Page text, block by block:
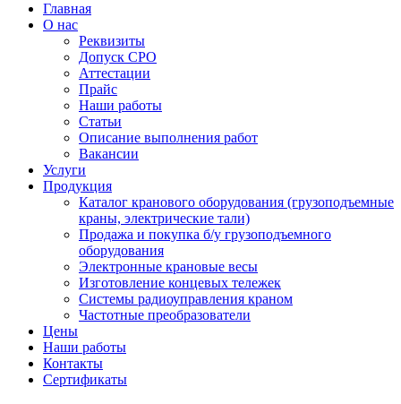
Главная
О нас
Реквизиты
Допуск СРО
Аттестации
Прайс
Наши работы
Статьи
Описание выполнения работ
Вакансии
Услуги
Продукция
Каталог кранового оборудования (грузоподъемные
краны, электрические тали)
Продажа и покупка б/у грузоподъемного
оборудования
Электронные крановые весы
Изготовление концевых тележек
Системы радиоуправления краном
Частотные преобразователи
Цены
Наши работы
Контакты
Сертификаты